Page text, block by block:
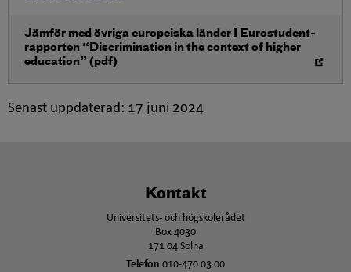
Öppna i nytt fönster
Jämför med övriga europeiska länder I Eurostudent-
rapporten “Discrimination in the context of higher
education” (pdf)
Senast uppdaterad: 17 juni 2024
Kontakt
Universitets- och högskolerådet
Box 4030
171 04 Solna
Telefon 010-470 03 00